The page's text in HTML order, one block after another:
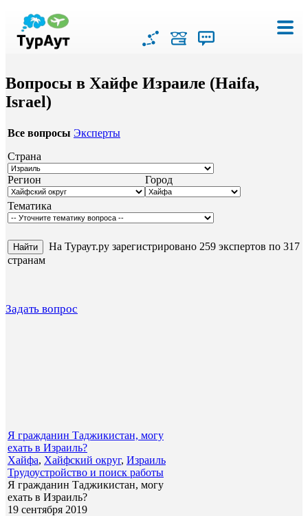
Вопросы в Хайфе Израиле (Haifa,
Israel)
Все вопросы Эксперты
Страна
Регион
Город
Тематика
На Тураут.ру зарегистрировано 259 экспертов по 317
странам
Задать вопрос
Я гражданин Таджикистан, могу
ехать в Израиль?
Хайфа, Хайфский округ, Израиль
Трудоустройство и поиск работы
Я гражданин Таджикистан, могу
ехать в Израиль?
19 сентября 2019